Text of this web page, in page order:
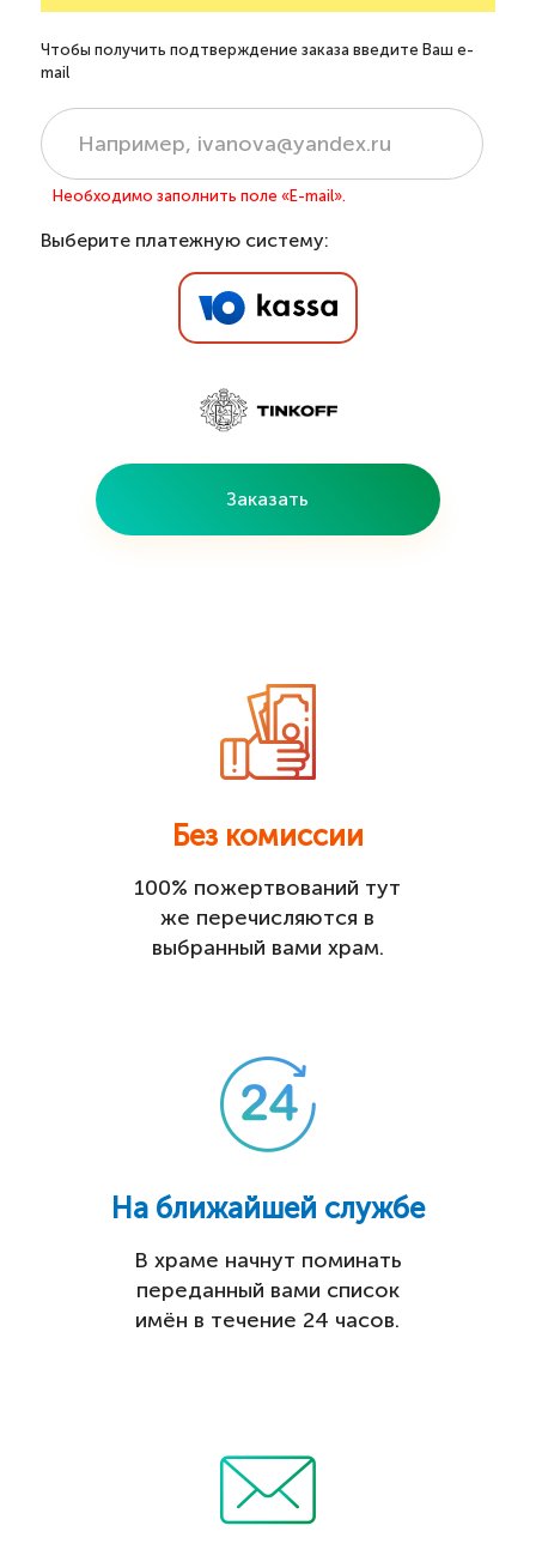
Чтобы получить подтверждение заказа введите Ваш e-
mail
Необходимо заполнить поле «E-mail».
Выберите платежную систему:
Заказать
Без комиссии
100% пожертвований тут
же перечисляются в
выбранный вами храм.
На ближайшей службе
В храме начнут поминать
переданный вами список
имён в течение 24 часов.